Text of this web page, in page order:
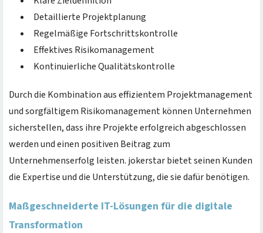
Detaillierte Projektplanung
Regelmäßige Fortschrittskontrolle
Effektives Risikomanagement
Kontinuierliche Qualitätskontrolle
Durch die Kombination aus effizientem Projektmanagement
und sorgfältigem Risikomanagement können Unternehmen
sicherstellen, dass ihre Projekte erfolgreich abgeschlossen
werden und einen positiven Beitrag zum
Unternehmenserfolg leisten. jokerstar bietet seinen Kunden
die Expertise und die Unterstützung, die sie dafür benötigen.
Maßgeschneiderte IT-Lösungen für die digitale
Transformation